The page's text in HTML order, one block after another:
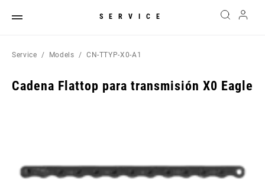
SERVICE
Service Models CN-TTYP-X0-A1
Cadena Flattop para transmisión X0 Eagle